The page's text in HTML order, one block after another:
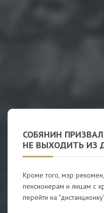
СОБЯНИН
НЕ ВЫХОДИТЬ ИЗ
Кроме того, мэр
пенсионерам и лицам с
перейти на